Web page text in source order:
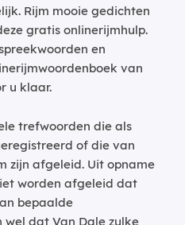
Rijm mooie gedichten
gratis onlinerijmhulp.
en
van
u klaar.
trefwoorden die als
of die van
zijn afgeleid. Uit opname
worden afgeleid dat
bepaalde
dat Van Dale zulke